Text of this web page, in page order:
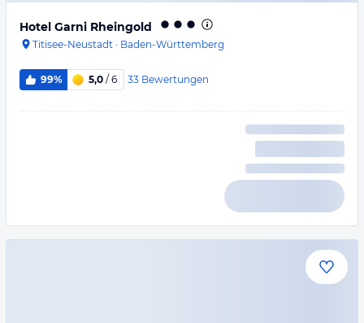
Hotel Garni Rheingold
Titisee-Neustadt · Baden-Württemberg
99% 5,0 / 6 33 Bewertungen